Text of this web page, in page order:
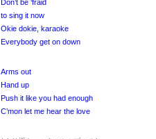
Don’t be ‘fraid
to sing it now
Okie dokie, karaoke
Everybody get on down
Arms out
Hand up
Push it like you had enough
C’mon let me hear the love